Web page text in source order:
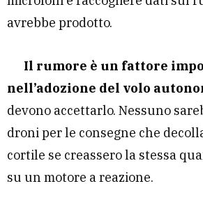
avrebbe prodotto.
Il rumore è un fattore
nell’adozione del volo
devono accettarlo. Nessuno
droni per le consegne che
cortile se creassero la stessa
su un motore a reazione.